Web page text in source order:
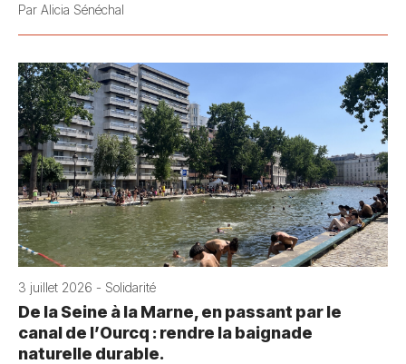
Par Alicia Sénéchal
3 juillet 2026 - Solidarité
De la Seine à la Marne, en passant par le
canal de l’Ourcq : rendre la baignade
naturelle durable.